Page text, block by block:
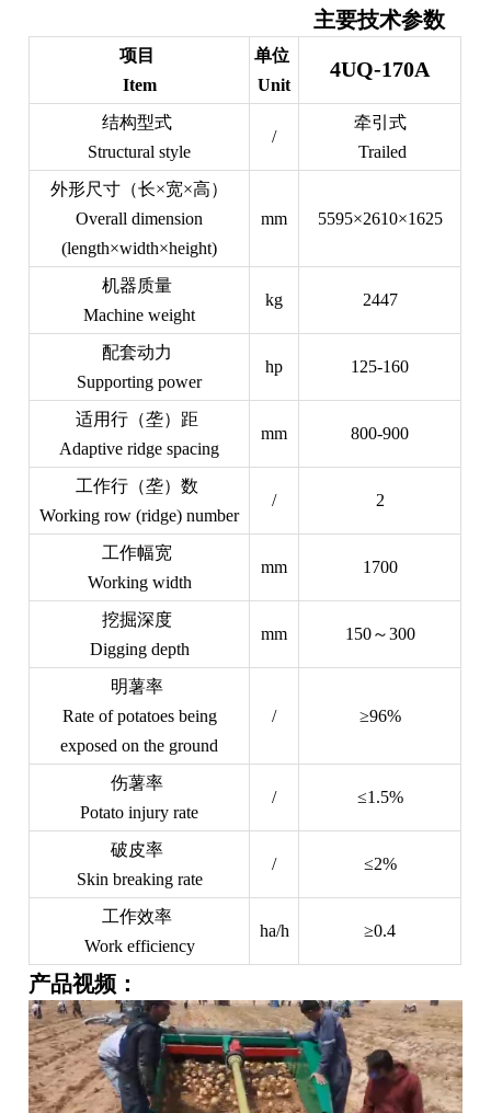
主要技术参数
项目
Item
单位
Unit
4UQ-170A
结构型式
Structural style
/
牵引式
Trailed
外形尺寸（长×宽×高）
Overall dimension
(length×width×height)
mm 5595×2610×1625
机器质量
Machine weight
kg 2447
配套动力
Supporting power
hp 125-160
适用行（垄）距
Adaptive ridge spacing
mm 800-900
工作行（垄）数
Working row (ridge) number
/ 2
工作幅宽
Working width
mm 1700
挖掘深度
Digging depth
mm 150～300
明薯率
Rate of potatoes being
exposed on the ground
/ ≥96%
伤薯率
Potato injury rate
/ ≤1.5%
破皮率
Skin breaking rate
/ ≤2%
工作效率
Work efficiency
ha/h ≥0.4
产品视频：